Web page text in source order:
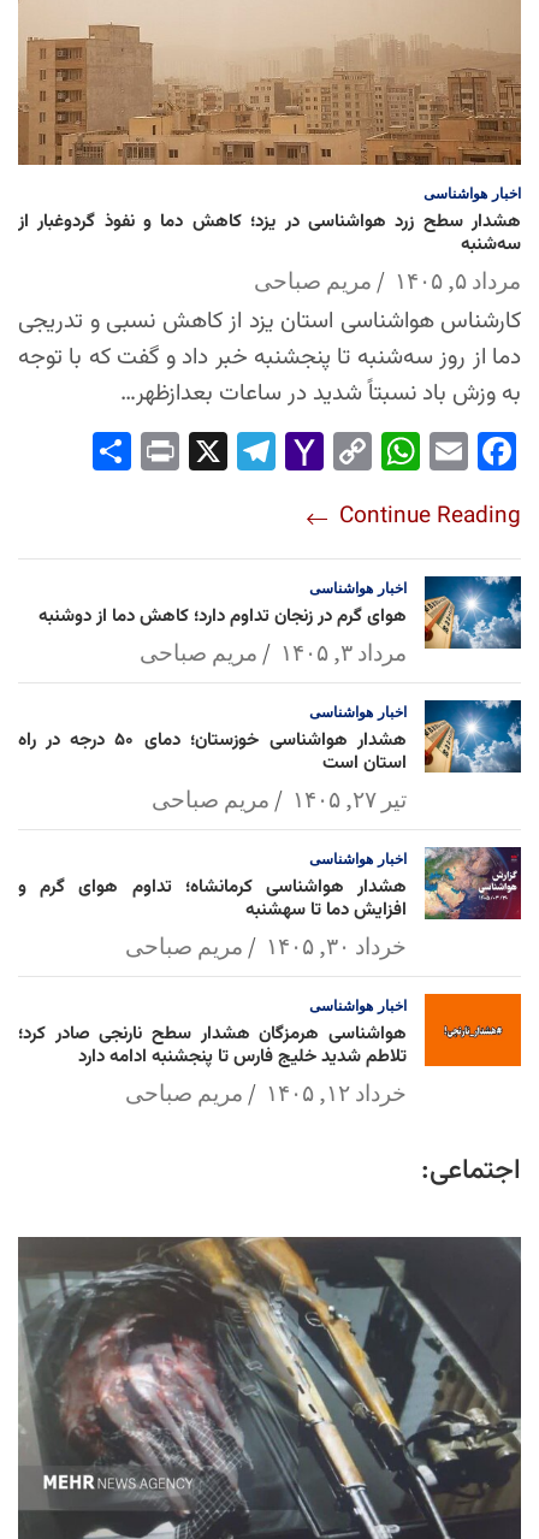
اخبار هواشناسی
هشدار سطح زرد هواشناسی در یزد؛ کاهش دما و نفوذ گردوغبار از
سه‌شنبه
مرداد ۵, ۱۴۰۵ مریم صباحی
کارشناس هواشناسی استان یزد از کاهش نسبی و تدریجی
دما از روز سه‌شنبه تا پنجشنبه خبر داد و گفت که با توجه
به وزش باد نسبتاً شدید در ساعات بعدازظهر…
Fac
ok
Em
Wh
Ap
p
Co
Lin
k
Yah
l
Tel
Pri
Continue Reading
اخبار هواشناسی
هوای گرم در زنجان تداوم دارد؛ کاهش دما از دوشنبه
مرداد ۳, ۱۴۰۵ مریم صباحی
اخبار هواشناسی
هشدار هواشناسی خوزستان؛ دمای ۵۰ درجه در راه
استان است
تیر ۲۷, ۱۴۰۵ مریم صباحی
اخبار هواشناسی
هشدار هواشناسی کرمانشاه؛ تداوم هوای گرم و
افزایش دما تا سهشنبه
خرداد ۳۰, ۱۴۰۵ مریم صباحی
اخبار هواشناسی
هواشناسی هرمزگان هشدار سطح نارنجی صادر کرد؛
تلاطم شدید خلیج فارس تا پنجشنبه ادامه دارد
خرداد ۱۲, ۱۴۰۵ مریم صباحی
اجتماعی: